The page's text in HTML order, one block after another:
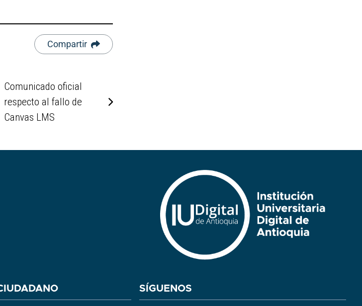
Compartir
Comunicado oficial
respecto al fallo de
Canvas LMS
SÍGUENOS